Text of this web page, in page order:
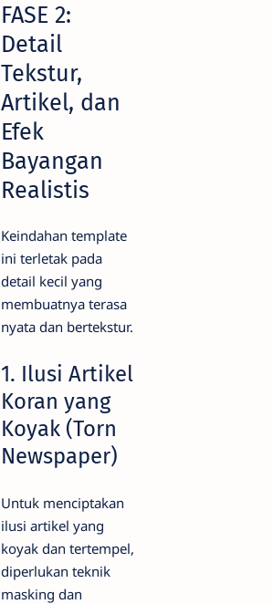
FASE 2:
Detail
Tekstur,
Artikel, dan
Efek
Bayangan
Realistis
Keindahan template
ini terletak pada
detail kecil yang
membuatnya terasa
nyata dan bertekstur.
1. Ilusi Artikel
Koran yang
Koyak (Torn
Newspaper)
Untuk menciptakan
ilusi artikel yang
koyak dan tertempel,
diperlukan teknik
masking dan